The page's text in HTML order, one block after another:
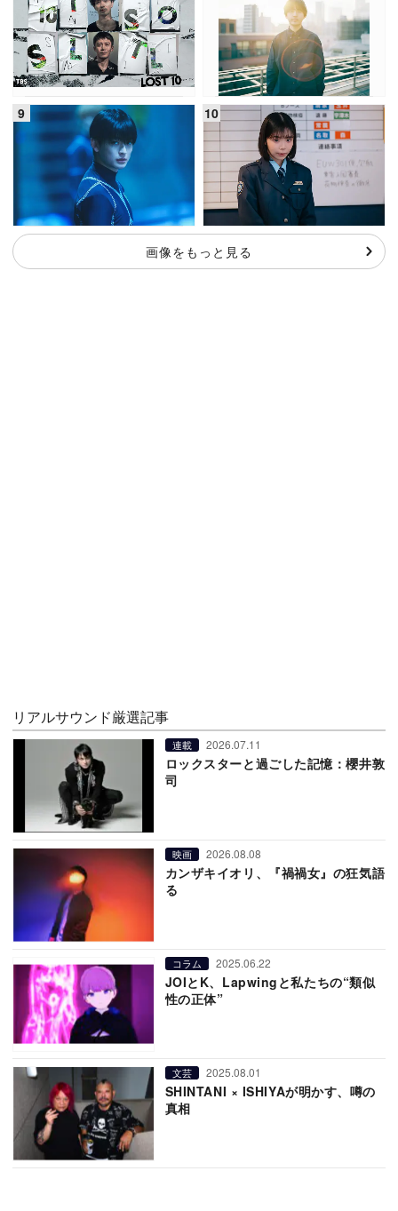
画像をもっと見る
リアルサウンド厳選記事
連載 2026.07.11
ロックスターと過ごした記憶：櫻井敦
司
映画 2026.08.08
カンザキイオリ、『禍禍女』の狂気語
る
コラム 2025.06.22
JOIとK、Lapwingと私たちの“類似
性の正体”
文芸 2025.08.01
SHINTANI × ISHIYAが明かす、噂の
真相